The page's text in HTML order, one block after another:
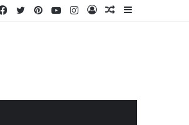
Barra
Artigo
Entrar
Instagram
YouTube
Pinterest
Twitter
Facebook